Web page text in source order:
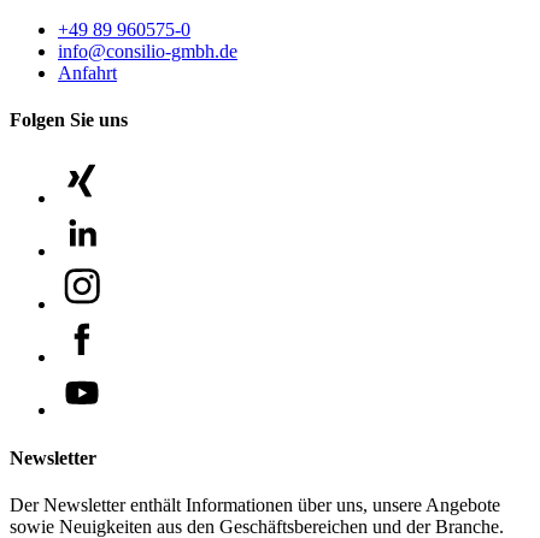
+49 89 960575-0
info@consilio-gmbh.de
Anfahrt
Folgen Sie uns
Newsletter
Der Newsletter enthält Informationen über uns, unsere Angebote
sowie Neuigkeiten aus den Geschäftsbereichen und der Branche.